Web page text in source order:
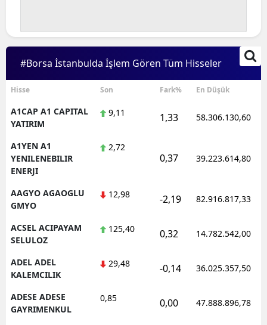
#Borsa İstanbulda İşlem Gören Tüm Hisseler
Hisse Son Fark% En Düşük
A1CAP A1 CAPITAL
YATIRIM
9,11 1,33 58.306.130,60
A1YEN A1
YENILENEBILIR
ENERJI
2,72
0,37 39.223.614,80
AAGYO AGAOGLU
GMYO
12,98 -2,19 82.916.817,33
ACSEL ACIPAYAM
SELULOZ
125,40 0,32 14.782.542,00
ADEL ADEL
KALEMCILIK
29,48 -0,14 36.025.357,50
ADESE ADESE
GAYRIMENKUL
0,85 0,00 47.888.896,78